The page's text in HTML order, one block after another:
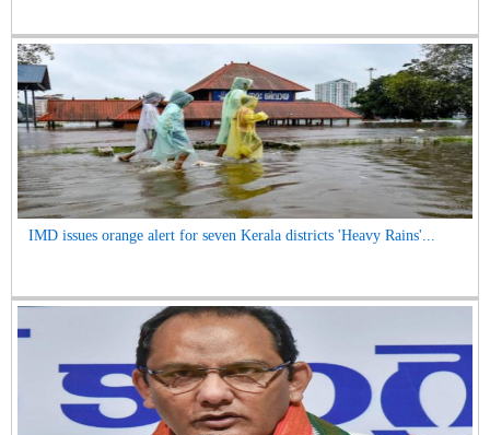
IMD issues orange alert for seven Kerala districts 'Heavy Rains'...